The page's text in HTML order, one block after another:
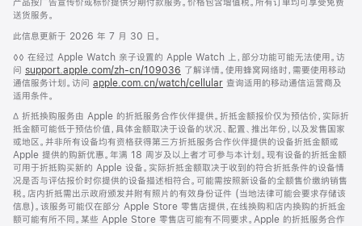
产品按广告宣传价或标价提供分期付款服务。价格包含增值税。所有订单均可享受免费
送货服务。
此信息更新于 2026 年 7 月 30 日。
脚
注
◊◊ 在经过 Apple Watch 亲子设置的 Apple Watch 上，部分功能可能无法使用。访
问 support.apple.com/zh-cn/109036 (在
新
中
打
开)
了解详情。使用蜂窝网络时，需要使用移动
通信服务计划。访问 apple.com.cn/watch/cellular 查询适用的移动通信运营商及
适用条件。
脚
注
∆ 折抵换购服务由 Apple 的折抵服务合作伙伴提供。折抵金额报价仅为预估价，实际折
抵金额可能低于预估价值，具体金额取决于设备的状况、配置、推出年份，以及发售国家
或地区。并非所有设备均有资格获得第三方折抵服务合作伙伴提供的设备折抵金额或
Apple 提供的购新优惠。年满 18 周岁及以上者才可参与本计划。现有设备的折抵金额
可用于折抵购买新的 Apple 设备。实际折抵金额取决于收到的符合折抵条件的设备情
况是否与评估报价时你提供的设备描述相符合。可能需按照新设备的全额售价缴纳销售
税。店内折抵需出示政府颁发并附有照片的有效身份证件 (当地法律可能会要求存储该
信息)。该服务可能仅在部分 Apple Store 零售店提供，在线换购和店内换购的折抵金
额可能有所不同。某些 Apple Store 零售店可能有不同要求。Apple 的折抵服务合作